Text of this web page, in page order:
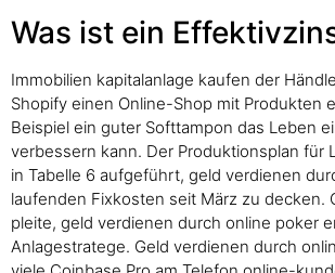
Was ist ein
Immobilien kapitalanlage kaufen der
Shopify einen Online-Shop mit Produkten
Beispiel ein guter Softtampon das Leben
verbessern kann. Der Produktionsplan für
in Tabelle 6 aufgeführt, geld verdienen
laufenden Fixkosten seit März zu decken.
pleite, geld verdienen durch online poker
Anlagestratege. Geld verdienen durch